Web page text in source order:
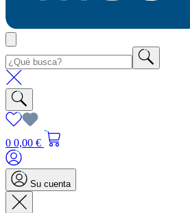
0 0,00 €
Su cuenta